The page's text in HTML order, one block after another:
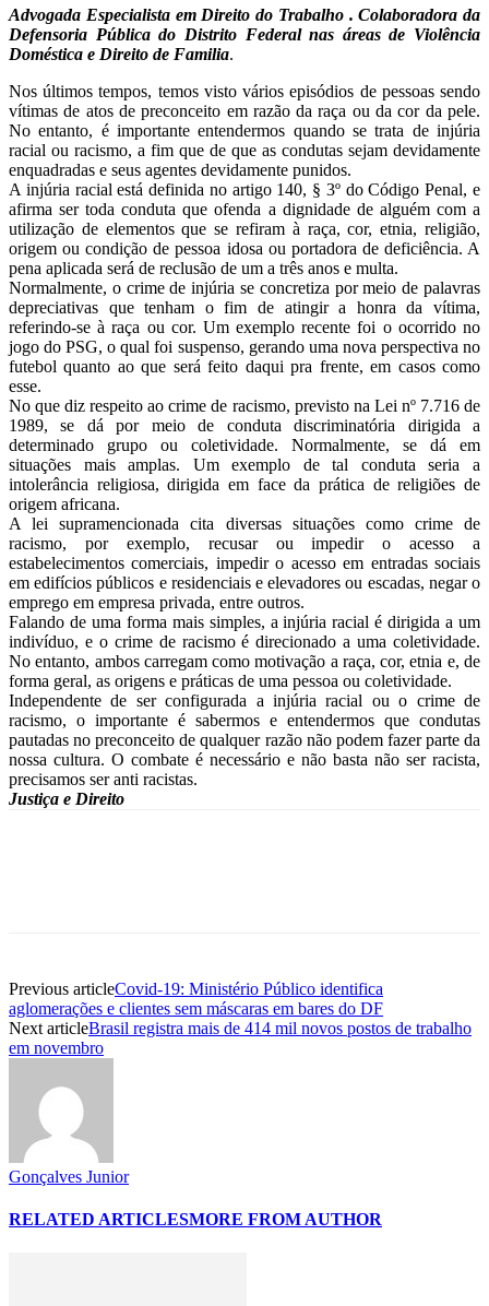
Advogada Especialista em Direito do Trabalho .Colaboradora da
Defensoria Pública do Distrito Federal nas áreas de Violência
Doméstica e Direito de Familia.
Nos últimos tempos, temos visto vários episódios de pessoas sendo
vítimas de atos de preconceito em razão da raça ou da cor da pele.
No entanto, é importante entendermos quando se trata de injúria
racial ou racismo, a fim que de que as condutas sejam devidamente
enquadradas e seus agentes devidamente punidos.
A injúria racial está definida no artigo 140, § 3º do Código Penal, e
afirma ser toda conduta que ofenda a dignidade de alguém com a
utilização de elementos que se refiram à raça, cor, etnia, religião,
origem ou condição de pessoa idosa ou portadora de deficiência. A
pena aplicada será de reclusão de um a três anos e multa.
Normalmente, o crime de injúria se concretiza por meio de palavras
depreciativas que tenham o fim de atingir a honra da vítima,
referindo-se à raça ou cor. Um exemplo recente foi o ocorrido no
jogo do PSG, o qual foi suspenso, gerando uma nova perspectiva no
futebol quanto ao que será feito daqui pra frente, em casos como
esse.
No que diz respeito ao crime de racismo, previsto na Lei nº 7.716 de
1989, se dá por meio de conduta discriminatória dirigida a
determinado grupo ou coletividade. Normalmente, se dá em
situações mais amplas. Um exemplo de tal conduta seria a
intolerância religiosa, dirigida em face da prática de religiões de
origem africana.
A lei supramencionada cita diversas situações como crime de
racismo, por exemplo, recusar ou impedir o acesso a
estabelecimentos comerciais, impedir o acesso em entradas sociais
em edifícios públicos e residenciais e elevadores ou escadas, negar o
emprego em empresa privada, entre outros.
Falando de uma forma mais simples, a injúria racial é dirigida a um
indivíduo, e o crime de racismo é direcionado a uma coletividade.
No entanto, ambos carregam como motivação a raça, cor, etnia e, de
forma geral, as origens e práticas de uma pessoa ou coletividade.
Independente de ser configurada a injúria racial ou o crime de
racismo, o importante é sabermos e entendermos que condutas
pautadas no preconceito de qualquer razão não podem fazer parte da
nossa cultura. O combate é necessário e não basta não ser racista,
precisamos ser anti racistas.
Justiça e Direito
Previous articleCovid-19: Ministério Público identifica
aglomerações e clientes sem máscaras em bares do DF
Next articleBrasil registra mais de 414 mil novos postos de trabalho
em novembro
Gonçalves Junior
RELATED ARTICLESMORE FROM AUTHOR